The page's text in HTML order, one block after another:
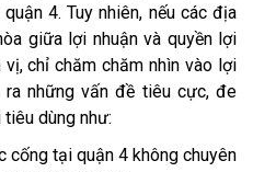
4. Tuy nhiên, nếu các địa
giữa lợi nhuận và quyền lợi
chỉ chăm chăm nhìn vào lợi
những vấn đề tiêu cực, đe
dùng như:
cống tại quận 4 không chuyên